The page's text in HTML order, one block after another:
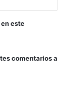
este
comentarios a